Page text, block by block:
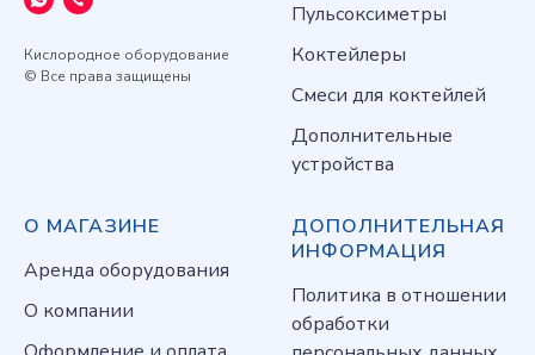
Кислородное оборудование
© Все права защищены
Пульсоксиметры
Коктейлеры
Смеси для коктейлей
Дополнительные
устройства
О МАГАЗИНЕ
Аренда оборудования
О компании
ДОПОЛНИТЕЛЬНАЯ
ИНФОРМАЦИЯ
Политика в отношении
обработки